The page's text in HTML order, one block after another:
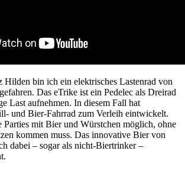
bin ich ein elektrisches Lastenrad von
Das eTrike ist ein Pedelec als Dreirad
Last aufnehmen. In diesem Fall hat
und Bier-Fahrrad zum Verleih eintwickelt.
Parties mit Bier und Würstchen möglich, ohne
kommen muss. Das innovative Bier von
dabei – sogar als nicht-Biertrinker –